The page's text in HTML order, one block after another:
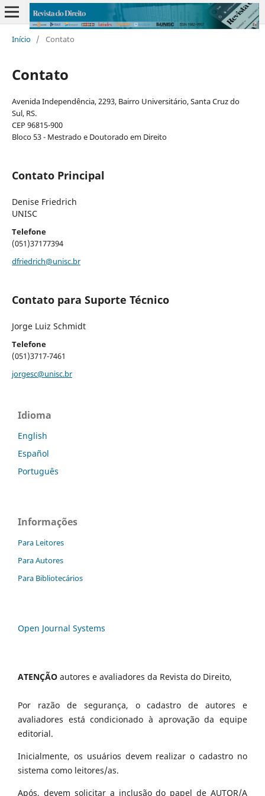
Início / Contato
Contato
Avenida Independência, 2293, Bairro Universitário, Santa Cruz do
Sul, RS.
CEP 96815-900
Bloco 53 - Mestrado e Doutorado em Direito
Contato Principal
Denise Friedrich
UNISC
Telefone
(051)37177394
dfriedrich@unisc.br
Contato para Suporte Técnico
Jorge Luiz Schmidt
Telefone
(051)3717-7461
jorgesc@unisc.br
Idioma
English
Español
Português
Informações
Para Leitores
Para Autores
Para Bibliotecários
Open Journal Systems
ATENÇÃO autores e avaliadores da Revista do Direito,
Por razão de segurança, o cadastro de autores e
avaliadores está condicionado à aprovação da equipe
editorial.
Inicialmente, os usuários devem realizar o cadastro no
sistema como leitores/as.
Após, devem solicitar a inclusão do papel de AUTOR/A